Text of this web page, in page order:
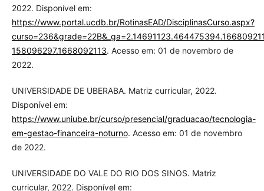
2022. Disponível em:
https://www.portal.ucdb.br/RotinasEAD/DisciplinasCurso.aspx?
158096297.1668092113. Acesso em: 01 de novembro de
2022.
UNIVERSIDADE DE UBERABA. Matriz curricular, 2022.
Disponível em:
https://www.uniube.br/curso/presencial/graduacao/tecnologia-
em-gestao-financeira-noturno. Acesso em: 01 de novembro
de 2022.
UNIVERSIDADE DO VALE DO RIO DOS SINOS. Matriz
curricular, 2022. Disponível em: